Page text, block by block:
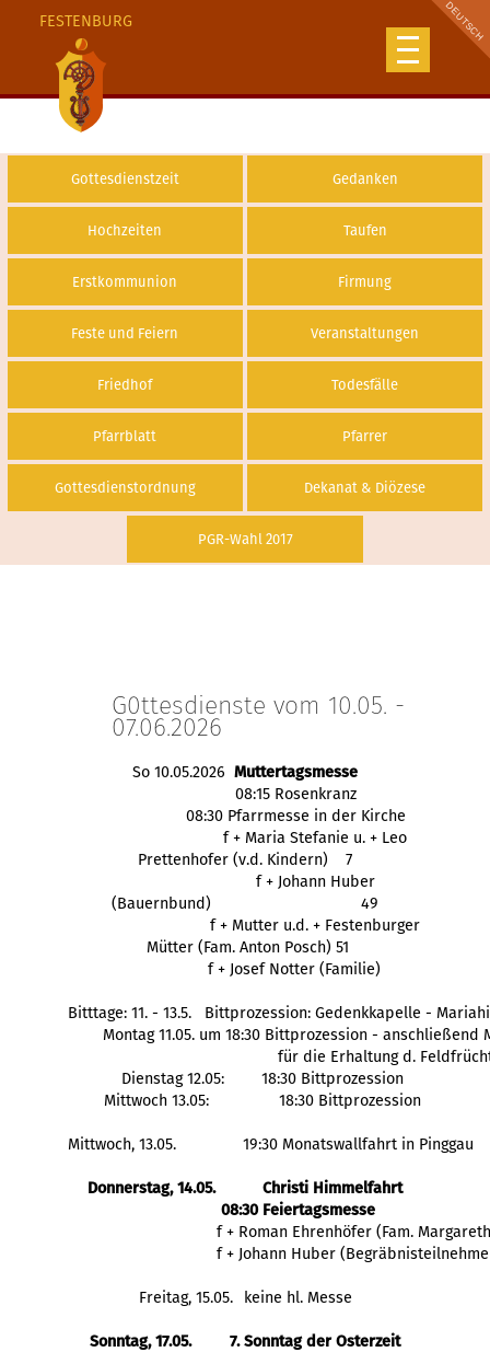
FESTENBURG
Gottesdienstzeit Gedanken
Hochzeiten Taufen
Erstkommunion Firmung
Feste und Feiern Veranstaltungen
Friedhof Todesfälle
Pfarrblatt Pfarrer
Gottesdienstordnung Dekanat & Diözese
PGR-Wahl 2017
G0ttesdienste vom 10.05. -
07.06.2026
So 10.05.2026 Muttertagsmesse
08:15 Rosenkranz
08:30 Pfarrmesse in der Kirche
f + Maria Stefanie u. + Leo
Prettenhofer (v.d. Kindern) 7
f + Johann Huber
(Bauernbund)
49
f + Mutter u.d. + Festenburger
Mütter (Fam. Anton Posch) 51
f + Josef Notter (Familie)
Bitttage: 11. - 13.5.   Bittprozession: Gedenkkapelle -
Montag 11.05. um 18:30 Bittprozession - anschließend
für die Erhaltung d.
Dienstag 12.05:
18:30 Bittprozession
Mittwoch 13.05:
18:30 Bittprozession
Mittwoch, 13.05. 19:30 Monatswallfahrt in Pinggau
Donnerstag, 14.05.
Christi Himmelfahrt
08:30 Feiertagsmesse
f + Roman Ehrenhöfer (Fam.
f + Johann Huber
Freitag, 15.05. keine hl. Messe
Sonntag, 17.05.
7. Sonntag der Osterzeit